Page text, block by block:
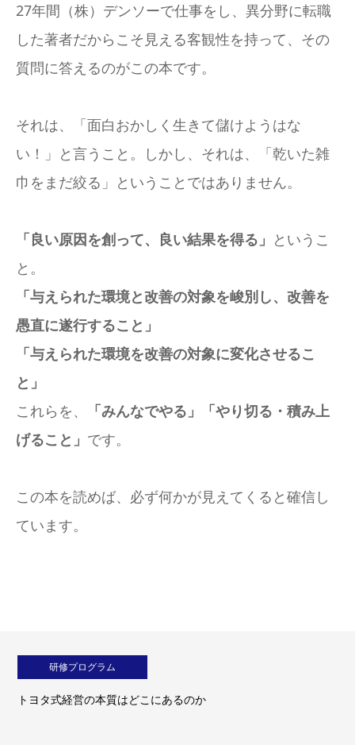
27年間（株）デンソーで仕事をし、異分野に転職
した著者だからこそ見える客観性を持って、その
質問に答えるのがこの本です。
それは、「面白おかしく生きて儲けようはな
い！」と言うこと。しかし、それは、「乾いた雑
巾をまだ絞る」ということではありません。
「良い原因を創って、良い結果を得る」 というこ
と。
「与えられた環境と改善の対象を峻別し、改善を
愚直に遂行すること」
「与えられた環境を改善の対象に変化させるこ
と」
これらを、
「みんなでやる」「やり切る・積み上
げること」 です。
この本を読めば、必ず何かが見えてくると確信し
ています。
研修プログラム
トヨタ式経営の本質はどこにあるのか